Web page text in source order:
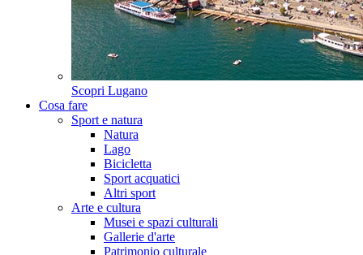
Scopri Lugano
Cosa fare
Sport e natura
Natura
Lago
Bicicletta
Sport acquatici
Altri sport
Arte e cultura
Musei e spazi culturali
Gallerie d'arte
Patrimonio culturale